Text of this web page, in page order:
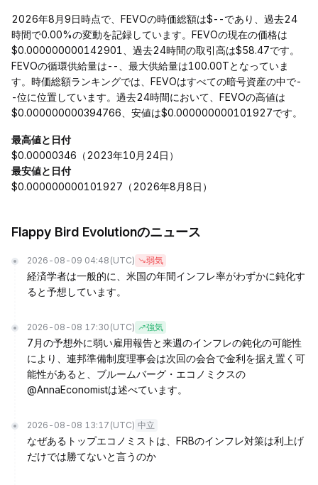
2026年8月9日時点で、FEVOの時価総額は$--であり、過去24
時間で0.00%の変動を記録しています。FEVOの現在の価格は
$0.000000000142901、過去24時間の取引高は$58.47です。
FEVOの循環供給量は--、最大供給量は100.00Tとなっていま
す。時価総額ランキングでは、FEVOはすべての暗号資産の中で-
-位に位置しています。過去24時間において、FEVOの高値は
$0.000000000394766、安値は$0.000000000101927です。
最高値と日付
$0.00000346（2023年10月24日）
最安値と日付
$0.000000000101927（2026年8月8日）
Flappy Bird Evolutionのニュース
2026-08-09 04:48 (UTC) 弱気
経済学者は一般的に、米国の年間インフレ率がわずかに鈍化す
ると予想しています。
2026-08-08 17:30 (UTC) 強気
7月の予想外に弱い雇用報告と来週のインフレの鈍化の可能性
により、連邦準備制度理事会は次回の会合で金利を据え置く可
能性があると、ブルームバーグ・エコノミクスの
@AnnaEconomistは述べています。
2026-08-08 13:17 (UTC) 中立
なぜあるトップエコノミストは、FRBのインフレ対策は利上げ
だけでは勝てないと言うのか